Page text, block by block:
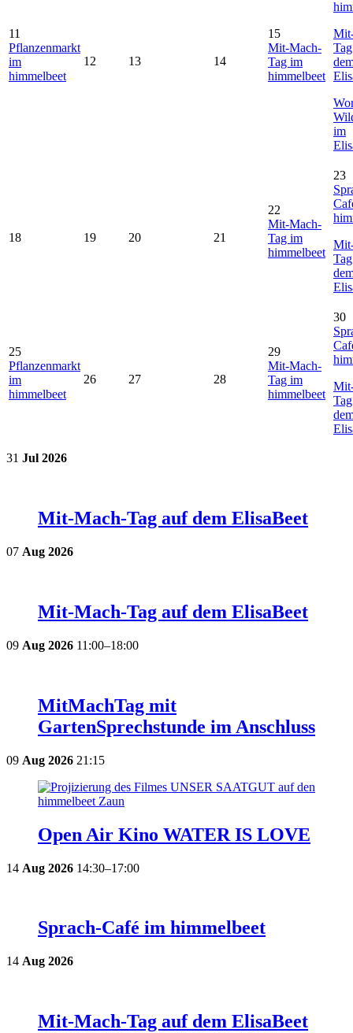
11
Pflanzenmarkt
im
himmelbeet
12 13 14
15
Mit-Mach-
Tag im
himmelbeet
im
18 19 20 21
22
Mit-Mach-
Tag im
himmelbeet
23
25
Pflanzenmarkt
im
himmelbeet
26 27 28
29
Mit-Mach-
Tag im
himmelbeet
30
31 Jul 2026
Mit-Mach-Tag auf dem ElisaBeet
07 Aug 2026
Mit-Mach-Tag auf dem ElisaBeet
09 Aug 2026 11:00–18:00
MitMachTag mit
GartenSprechstunde im Anschluss
09 Aug 2026 21:15
Open Air Kino WATER IS LOVE
14 Aug 2026 14:30–17:00
Sprach-Café im himmelbeet
14 Aug 2026
Mit-Mach-Tag auf dem ElisaBeet